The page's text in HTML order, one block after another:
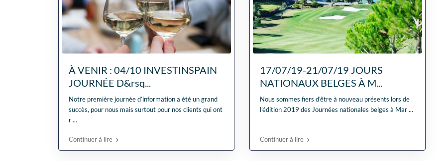
À VENIR : 04/10 INVESTINSPAIN
JOURNÉE D&rsq...
Notre première journée d’information a été un grand
succès, pour nous mais surtout pour nos clients qui ont
r...
Continuer à lire
17/07/19-21/07/19 JOURS
NATIONAUX BELGES À M...
Nous sommes fiers d’être à nouveau présents lors de
l’édition 2019 des Journées nationales belges à Mar...
Continuer à lire